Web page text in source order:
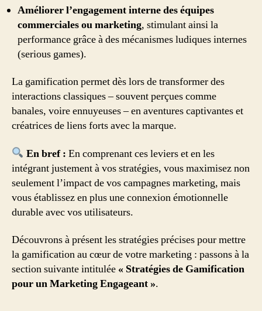
Améliorer l’engagement interne des équipes
commerciales ou marketing, stimulant ainsi la
performance grâce à des mécanismes ludiques internes
(serious games).
La gamification permet dès lors de transformer des
interactions classiques – souvent perçues comme
banales, voire ennuyeuses – en aventures captivantes et
créatrices de liens forts avec la marque.
En bref : En comprenant ces leviers et en les
intégrant justement à vos stratégies, vous maximisez non
seulement l’impact de vos campagnes marketing, mais
vous établissez en plus une connexion émotionnelle
durable avec vos utilisateurs.
Découvrons à présent les stratégies précises pour mettre
la gamification au cœur de votre marketing : passons à la
section suivante intitulée « Stratégies de Gamification
pour un Marketing Engageant ».